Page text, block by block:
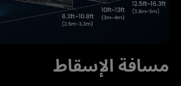
مسافة الإسقاط